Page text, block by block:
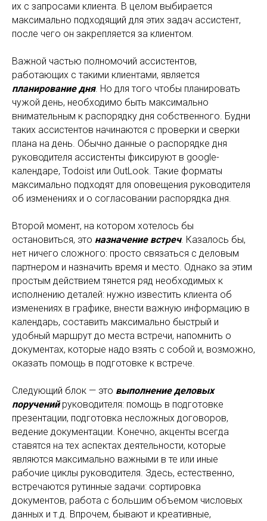
их с запросами клиента. В целом выбирается
максимально подходящий для этих задач ассистент,
после чего он закрепляется за клиентом.
Важной частью полномочий ассистентов,
работающих с такими клиентами, является
планирование дня. Но для того чтобы планировать
чужой день, необходимо быть максимально
внимательным к распорядку дня собственного. Будни
таких ассистентов начинаются с проверки и сверки
плана на день. Обычно данные о распорядке дня
руководителя ассистенты фиксируют в google-
календаре, Todoist или OutLook. Такие форматы
максимально подходят для оповещения руководителя
об изменениях и о согласовании распорядка дня.
Второй момент, на котором хотелось бы
остановиться, это назначение встреч. Казалось бы,
нет ничего сложного: просто связаться с деловым
партнером и назначить время и место. Однако за этим
простым действием тянется ряд необходимых к
исполнению деталей: нужно известить клиента об
изменениях в графике, внести важную информацию в
календарь, составить максимально быстрый и
удобный маршрут до места встречи, напомнить о
документах, которые надо взять с собой и, возможно,
оказать помощь в подготовке к встрече.
Следующий блок — это выполнение деловых
порученийруководителя: помощь в подготовке
презентации, подготовка несложных договоров,
ведение документации. Конечно, акценты всегда
ставятся на тех аспектах деятельности, которые
являются максимально важными в те или иные
рабочие циклы руководителя. Здесь, естественно,
встречаются рутинные задачи: сортировка
документов, работа с большим объемом числовых
данных и т.д. Впрочем, бывают и креативные,